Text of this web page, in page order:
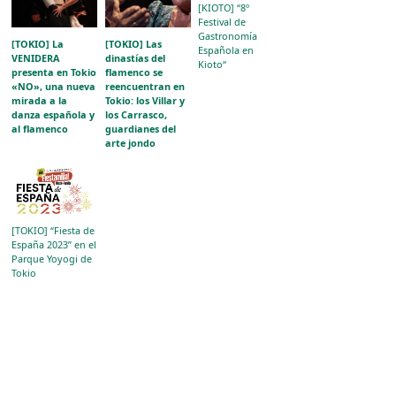
[TOKIO] La
VENIDERA
presenta en Tokio
«NO», una nueva
mirada a la
danza española y
al flamenco
[TOKIO] Las
dinastías del
flamenco se
reencuentran en
Tokio: los Villar y
los Carrasco,
guardianes del
arte jondo
[KIOTO] “8º
Festival de
Gastronomía
Española en
Kioto“
[TOKIO] “Fiesta de
España 2023” en el
Parque Yoyogi de
Tokio